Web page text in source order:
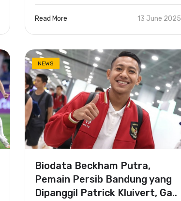
Read More 13 June 2025
NEWS
Biodata Beckham Putra,
Pemain Persib Bandung yang
Dipanggil Patrick Kluivert, Ga..